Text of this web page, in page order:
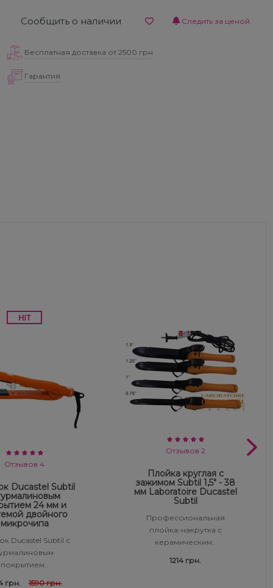
Сообщить о наличии Следить за ценой
Бесплатная доставка от 2500 грн
Гарантия
Отзывов 4
Ducastel Subtil
24 мм и
двойного
микрочипа
Ducastel Subtil с
покрытием..
грн.
1590 грн.
Отзывов 2
Плойка круглая с
зажимом Subtil 1,5" - 38
мм Laboratoire Ducastel
Subtil
Профессиональная
плойка-накрутка с
керамическим..
1214 грн.